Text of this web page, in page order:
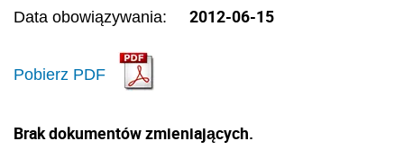
Data obowiązywania: 2012-06-15
Pobierz PDF
Brak dokumentów zmieniających.